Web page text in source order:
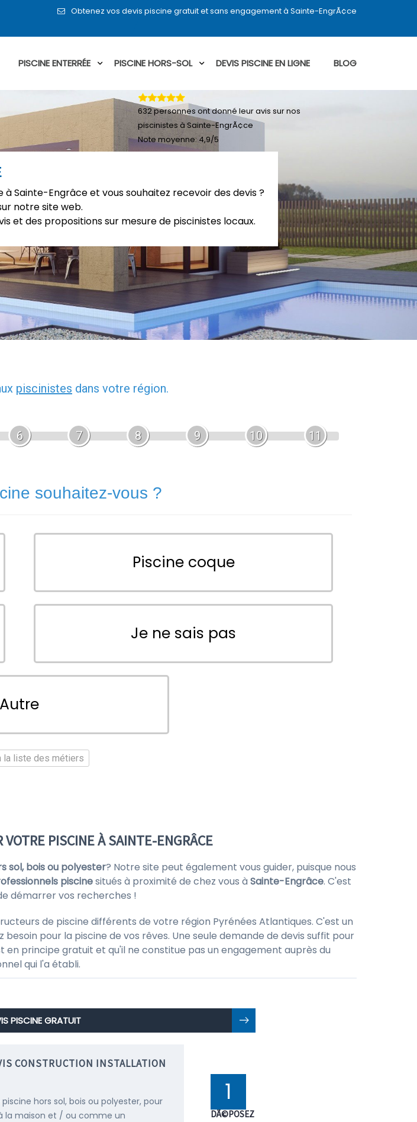
Obtenez vos devis piscine gratuit et sans engagement à Sainte-EngrÃ¢ce
PISCINE ENTERRÉE PISCINE HORS-SOL DEVIS PISCINE EN LIGNE BLOG
Sainte-Engrâce et vous souhaitez recevoir des devis ?
notre site web.
et des propositions sur mesure de piscinistes locaux.
632personnes ont donné leuravis sur nos
piscinistes à Sainte-EngrÃ¢ce
Note moyenne:4,9/5
piscinistes dans votre région.
6 7 8 9 10 11
souhaitez-vous ?
Piscine coque
Je ne sais pas
Autre
la liste des métiers
PISCINE À SAINTE-ENGRÂCE
sol, bois ou polyester? Notre site peut également vous guider, puisque nous
piscinesitués à proximité de chez vous à Sainte-Engrâce. C'est
démarrer vos recherches !
de piscine différents de votre région Pyrénées Atlantiques. C'est un
pour la piscine de vos rêves. Une seule demande de devis suffit pour
en principe gratuit et qu'il ne constitue pas un engagement auprès du
qui l'a établi.
PISCINE GRATUIT
CONSTRUCTION INSTALLATION
hors sol, bois ou polyester, pour
la maison et / ou comme un
1
DÃ©POSEZ